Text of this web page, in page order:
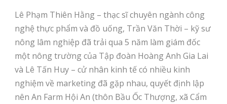
Lê Phạm Thiên Hằng – thạc sĩ chuyên ngành công
nghệ thực phẩm và đồ uống, Trần Văn Thời – kỹ sư
nông lâm nghiệp đã trải qua 5 năm làm giám đốc
một nông trường của Tập đoàn Hoàng Anh Gia Lai
và Lê Tấn Huy – cử nhân kinh tế có nhiều kinh
nghiệm về marketing đã gặp nhau, quyết định lập
nên An Farm Hội An (thôn Bầu Ốc Thượng, xã Cẩm